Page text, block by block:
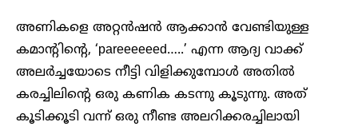
അണികളെ അറ്റൻഷൻ ആക്കാൻ വേണ്ടിയുള്ള
കമാന്റിന്റെ, ‘pareeeeeed…..’ എന്ന ആദ്യ വാക്ക്
അലർച്ചയോടെ നീട്ടി വിളിക്കുമ്പോൾ അതിൽ
കരച്ചിലിന്റെ ഒരു കണിക കടന്നു കൂടുന്നു. അത്
കൂടിക്കൂടി വന്ന് ഒരു നീണ്ട അലറിക്കരച്ചിലായി